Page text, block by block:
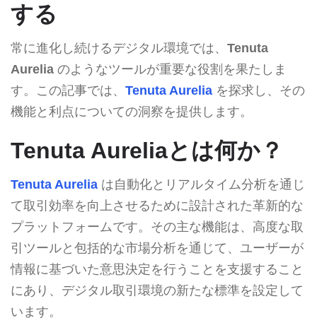
する
常に進化し続けるデジタル環境では、 Tenuta
Aurelia のようなツールが重要な役割を果たしま
す。この記事では、 Tenuta Aurelia を探求し、その
機能と利点についての洞察を提供します。
Tenuta Aureliaとは何か？
Tenuta Aurelia は自動化とリアルタイム分析を通じ
て取引効率を向上させるために設計された革新的な
プラットフォームです。その主な機能は、高度な取
引ツールと包括的な市場分析を通じて、ユーザーが
情報に基づいた意思決定を行うことを支援すること
にあり、デジタル取引環境の新たな標準を設定して
います。